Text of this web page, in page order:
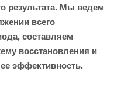
результата. Мы ведем
всего
составляем
восстановления и
эффективность.